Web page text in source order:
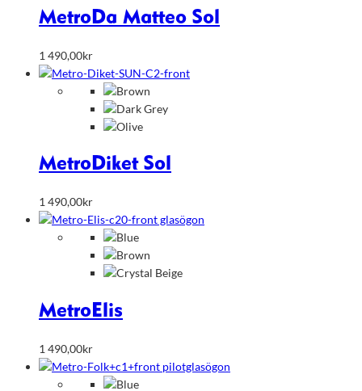
Metro Da Matteo Sol
1 490,00kr
Metro Diket Sol
1 490,00kr
Metro Elis
1 490,00kr